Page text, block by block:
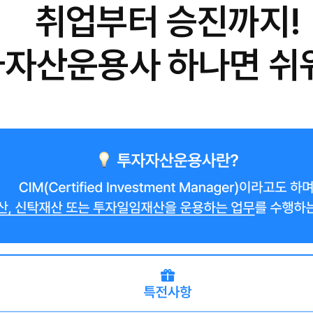
취업부터 승진까지!
산운용사 하나면 쉬